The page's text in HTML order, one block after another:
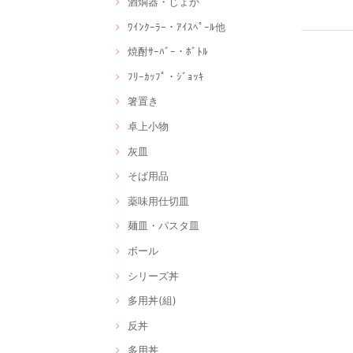
ﾜｲﾝｸｰﾗｰ・ｱｲｽﾍﾟｰﾙ他
焼酎ｻｰﾊﾞｰ・ﾎﾞﾄﾙ
ﾌﾘｰｶｯﾌﾟ・ｼﾞｮｯｷ
箸置き
卓上小物
灰皿
そば用品
薬味用仕切皿
麺皿・パスタ皿
ボール
シリーズ丼
多用丼(組)
反丼
多用丼